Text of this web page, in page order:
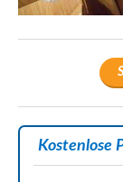
Kostenlose